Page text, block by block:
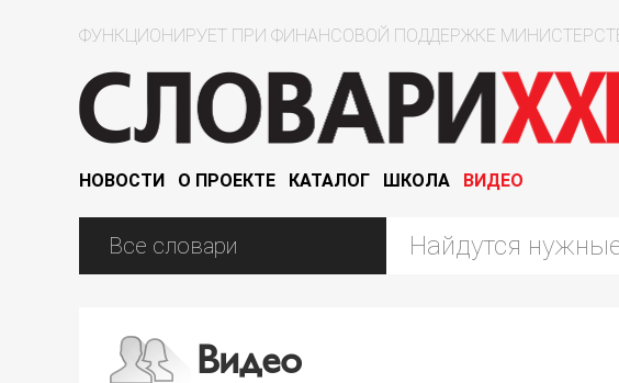
ФУНКЦИОНИРУЕТ ПРИ ФИНАНСОВОЙ ПОДДЕРЖКЕ
НОВОСТИ О ПРОЕКТЕ КАТАЛОГ ШКОЛА ВИДЕО
Видео